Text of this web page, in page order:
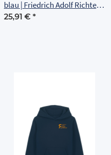
blau | Friedrich Adolf Richter
Schule Rudolstadt
25,91 € *